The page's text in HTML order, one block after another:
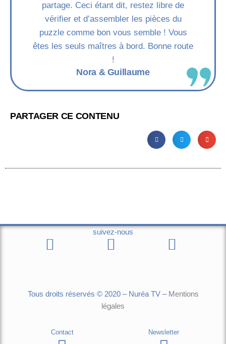
partage. Ceci étant dit, restez libre de
vérifier et d’assembler les pièces du
puzzle comme bon vous semble ! Vous
êtes les seuls maîtres à bord. Bonne route
!
Nora & Guillaume
PARTAGER CE CONTENU
suivez-nous
Tous droits réservés © 2020 – Nuréa TV – Mentions
légales
Contact Newsletter